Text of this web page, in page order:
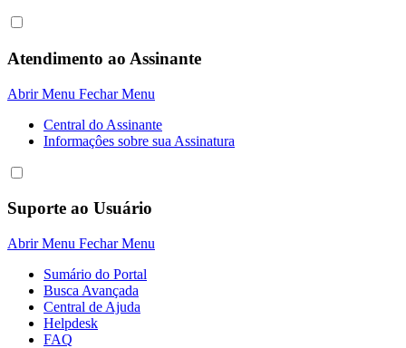
Atendimento ao Assinante
Abrir Menu Fechar Menu
Central do Assinante
Informaçôes sobre sua Assinatura
Suporte ao Usuário
Abrir Menu Fechar Menu
Sumário do Portal
Busca Avançada
Central de Ajuda
Helpdesk
FAQ